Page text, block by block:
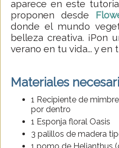
aparece en este
proponen desde
donde el mundo
belleza creativa. ¡Pon
verano en tu vida... y en
Materiales
1 Recipiente de
por dentro
1 Esponja floral Oasis
3 palillos de madera
1 pomo de Helianthus